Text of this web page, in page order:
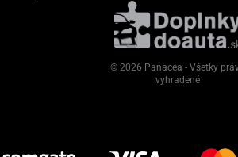
© 2026 Panacea - Všetky
vyhradené